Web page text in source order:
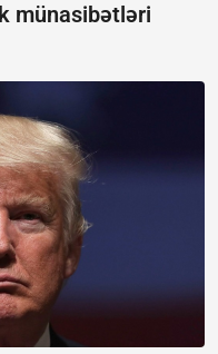
münasibətləri